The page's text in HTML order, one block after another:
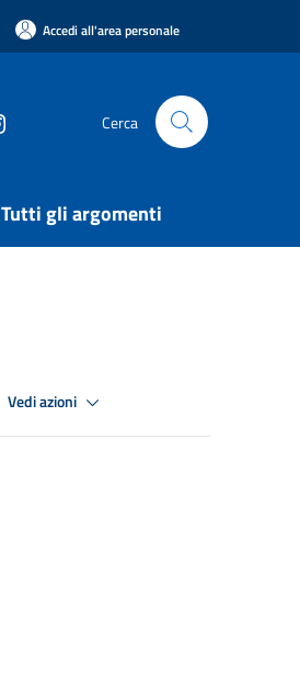
Accedi all'area personale
Cerca
Tutti gli argomenti
Vedi azioni